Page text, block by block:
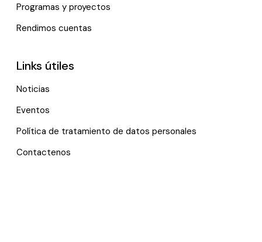
Programas y proyectos
Rendimos cuentas
Links útiles
Noticias
Eventos
Política de tratamiento de datos personales
Contactenos